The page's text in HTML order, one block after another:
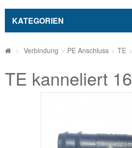
KATEGORIEN
> Verbindung > PE Anschluss > TE >
TE kanneliert 16